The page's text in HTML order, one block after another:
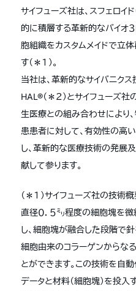
サイフューズ社は、スフェロイ
的に積層する革新的なバイオ
胞組織をカスタムメイドで立
す（＊１）。
当社は、革新的なサイバニク
HAL®（＊２）とサイフューズ
生医療との組み合わせにより
患患者に対して、有効性の高
し、革新的な医療技術の発展
献して参ります。
（＊１）サイフューズ社の技術
直径０．５㍉程度の細胞塊を
し、細胞塊が融合した段階で
細胞由来のコラーゲンからな
とができます。この技術を自動
データと材料（細胞塊）を投